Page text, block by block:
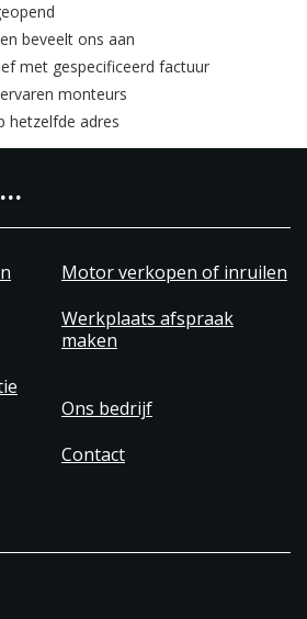
beveelt ons aan
met gespecificeerd factuur
monteurs
hetzelfde adres
Motor verkopen of inruilen
Werkplaats afspraak
maken
Ons bedrijf
Contact